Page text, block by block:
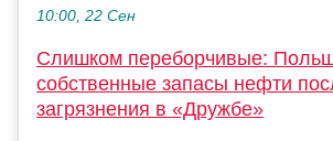
10:00, 22 Сен
Слишком переборчивые:
собственные запасы нефти
загрязнения в «Дружбе»